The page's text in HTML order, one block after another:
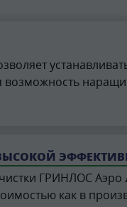
возможность
ГРИНЛОС Аэро
как в